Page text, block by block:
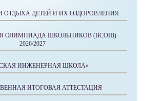
ОТДЫХА ДЕТЕЙ И ИХ ОЗДОРОВЛЕНИЯ
ОЛИМПИАДА ШКОЛЬНИКОВ (ВСОШ)
2026/2027
ИНЖЕНЕРНАЯ ШКОЛА»
ИТОГОВАЯ АТТЕСТАЦИЯ